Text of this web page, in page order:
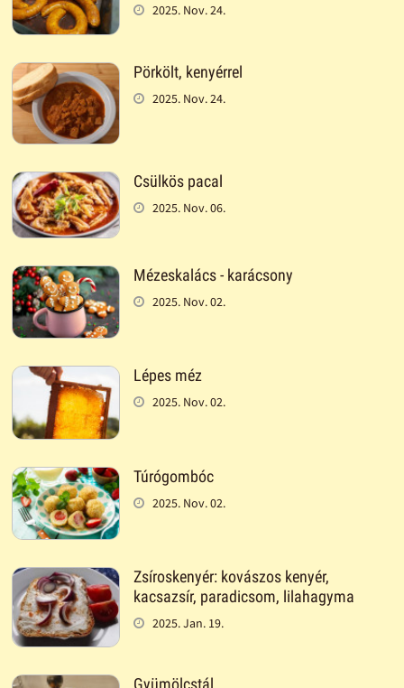
2025. Nov. 24.
Pörkölt, kenyérrel
2025. Nov. 24.
Csülkös pacal
2025. Nov. 06.
Mézeskalács - karácsony
2025. Nov. 02.
Lépes méz
2025. Nov. 02.
Túrógombóc
2025. Nov. 02.
Zsíroskenyér: kovászos kenyér,
kacsazsír, paradicsom, lilahagyma
2025. Jan. 19.
Gyümölcstál